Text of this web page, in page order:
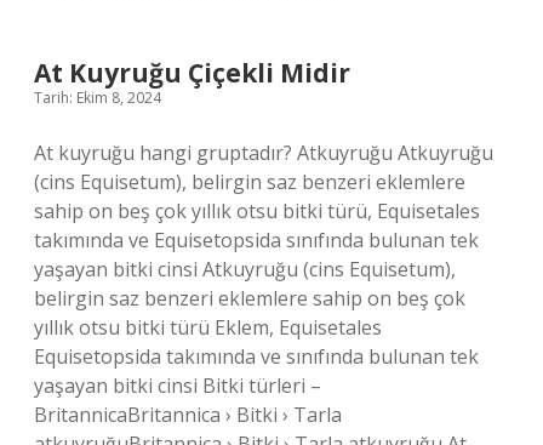
At Kuyruğu Çiçekli Midir
Tarih: Ekim 8, 2024
At kuyruğu hangi gruptadır? Atkuyruğu Atkuyruğu
(cins Equisetum), belirgin saz benzeri eklemlere
sahip on beş çok yıllık otsu bitki türü, Equisetales
takımında ve Equisetopsida sınıfında bulunan tek
yaşayan bitki cinsi Atkuyruğu (cins Equisetum),
belirgin saz benzeri eklemlere sahip on beş çok
yıllık otsu bitki türü Eklem, Equisetales
Equisetopsida takımında ve sınıfında bulunan tek
yaşayan bitki cinsi Bitki türleri –
BritannicaBritannica › Bitki › Tarla